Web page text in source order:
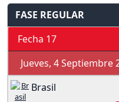
FASE REGULAR
Fecha 17
Jueves, 4 Septiembre
Brasil